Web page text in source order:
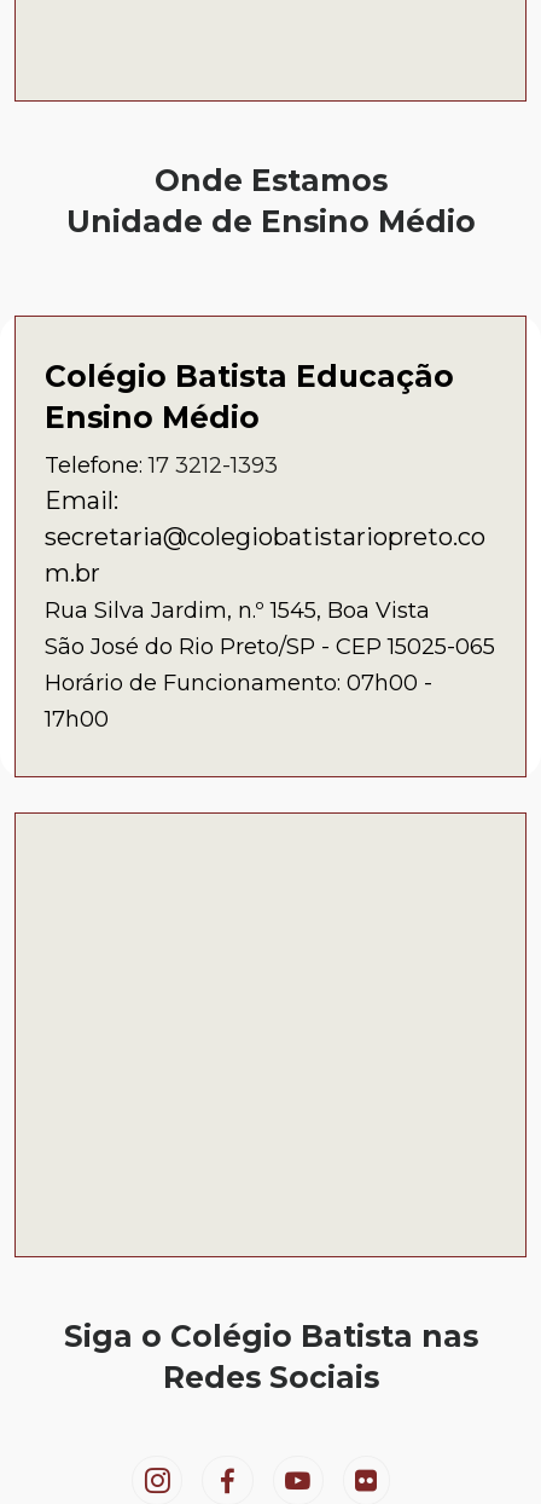
Onde Estamos
Unidade de Ensino Médio
Colégio Batista Educação
Ensino Médio
Telefone:17 3212-1393
Email:
secretaria@colegiobatistariopreto.co
m.br
Rua Silva Jardim, n.º 1545, Boa Vista
São José do Rio Preto/SP - CEP 15025-065
Horário de Funcionamento: 07h00 -
17h00
Siga o Colégio Batista nas
Redes Sociais